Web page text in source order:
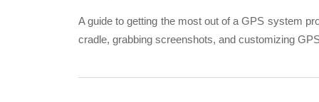
A guide to getting the most out of a GPS system
cradle, grabbing screenshots, and customizing